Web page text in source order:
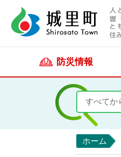
防災情報
ホーム